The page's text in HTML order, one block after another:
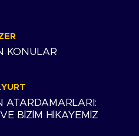
KONULAR
ATARDAMARLARI:
BİZİM HİKAYEMİZ